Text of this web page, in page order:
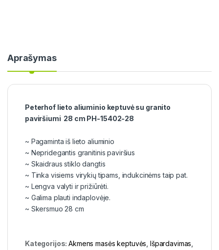
Aprašymas
Peterhof lieto aliuminio keptuvė su granito
paviršiumi 28 cm PH-15402-28
~ Pagaminta iš lieto aliuminio
~ Nepridegantis granitinis paviršius
~ Skaidraus stiklo dangtis
~ Tinka visiems virykių tipams, indukcinėms taip pat.
~ Lengva valyti ir prižiūrėti.
~ Galima plauti indaplovėje.
~ Skersmuo 28 cm
Kategorijos:Akmens masės keptuvės Išpardavimas